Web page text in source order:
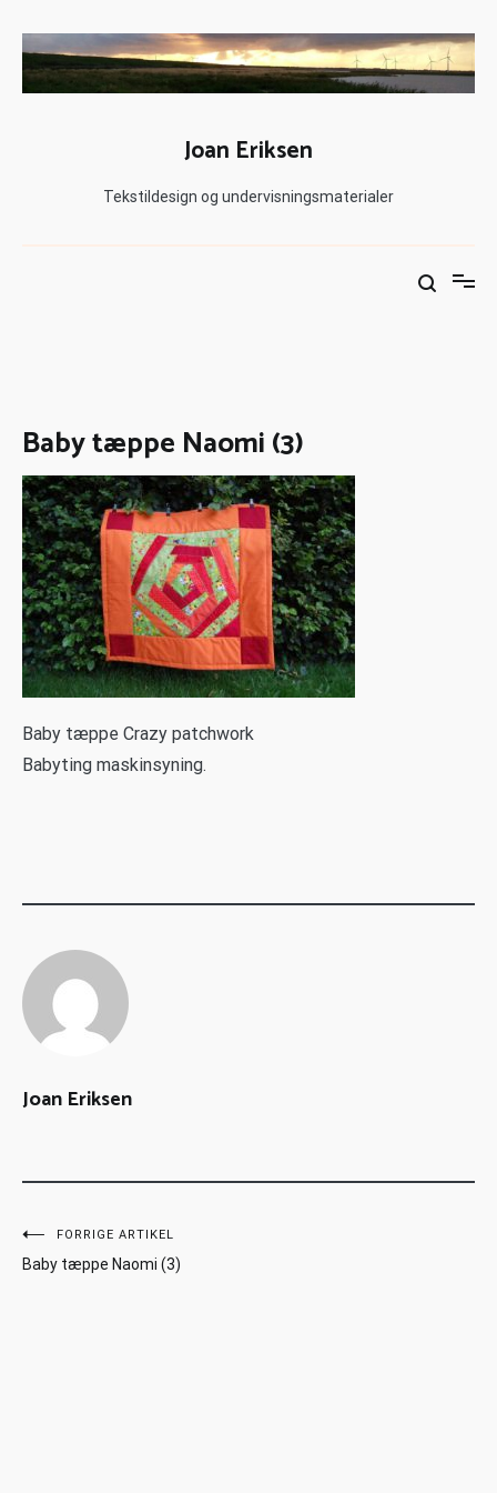
Joan Eriksen
Tekstildesign og undervisningsmaterialer
Baby tæppe Naomi (3)
Baby tæppe Crazy patchwork
Babyting maskinsyning.
Joan Eriksen
FORRIGE ARTIKEL
Baby tæppe Naomi (3)